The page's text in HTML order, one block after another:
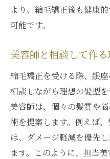
より、縮毛矯正後も健康
可能です。
美容師と相談して作
縮毛矯正を受ける際、銀
相談しながら理想の髪型を
美容師は、個々の髪質や
術を提案します。例えば
は、ダメージ軽減を優先
ます。このように、担当